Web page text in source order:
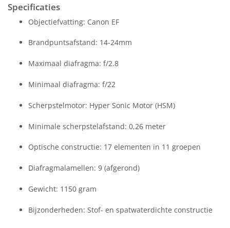
Specificaties
Objectiefvatting: Canon EF
Brandpuntsafstand: 14-24mm
Maximaal diafragma: f/2.8
Minimaal diafragma: f/22
Scherpstelmotor: Hyper Sonic Motor (HSM)
Minimale scherpstelafstand: 0,26 meter
Optische constructie: 17 elementen in 11 groepen
Diafragmalamellen: 9 (afgerond)
Gewicht: 1150 gram
Bijzonderheden: Stof- en spatwaterdichte constructie